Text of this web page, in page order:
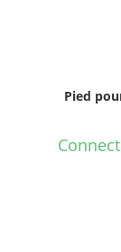
Pied